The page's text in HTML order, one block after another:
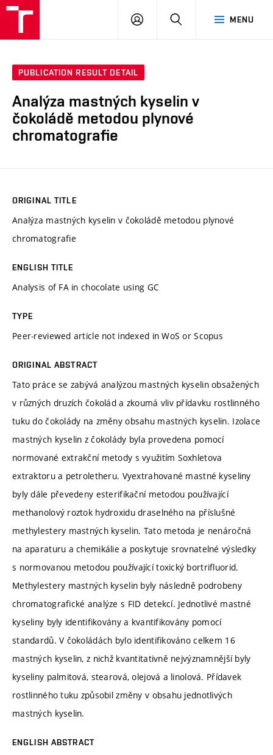
MENU
LOG
SEARCH
PUBLICATION RESULT DETAIL
Analýza mastných kyselin v
čokoládě metodou plynové
chromatografie
ORIGINAL TITLE
Analýza mastných kyselin v čokoládě metodou plynové
chromatografie
ENGLISH TITLE
Analysis of FA in chocolate using GC
TYPE
Peer-reviewed article not indexed in WoS or Scopus
ORIGINAL ABSTRACT
Tato práce se zabývá analýzou mastných kyselin obsažených
v různých druzích čokolád a zkoumá vliv přídavku rostlinného
tuku do čokolády na změny obsahu mastných kyselin. Izolace
mastných kyselin z čokolády byla provedena pomocí
normované extrakční metody s využitím Soxhletova
extraktoru a petroletheru. Vyextrahované mastné kyseliny
byly dále převedeny esterifikační metodou používající
methanolový roztok hydroxidu draselného na příslušné
methylestery mastných kyselin. Tato metoda je nenáročná
na aparaturu a chemikálie a poskytuje srovnatelné výsledky
s normovanou metodou používající toxický bortrifluorid.
Methylestery mastných kyselin byly následně podrobeny
chromatografické analýze s FID detekcí. Jednotlivé mastné
kyseliny byly identifikovány a kvantifikovány pomocí
standardů. V čokoládách bylo identifikováno celkem 16
mastných kyselin, z nichž kvantitativně nejvýznamnější byly
kyseliny palmitová, stearová, olejová a linolová. Přídavek
rostlinného tuku způsobil změny v obsahu jednotlivých
mastných kyselin.
ENGLISH ABSTRACT